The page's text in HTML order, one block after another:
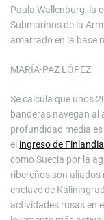
Paula Wallenburg, la
Submarinos de la
amarrado en la base
MARÍA-PAZ LÓPEZ
Se calcula que unos
banderas navegan al
profundidad media
el ingreso de
como Suecia por la
ribereños son aliados
enclave de
actividades rusas en